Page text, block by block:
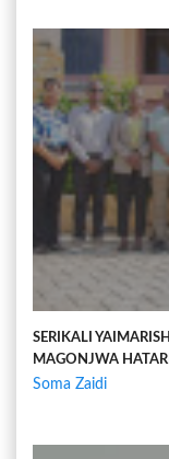
SERIKALI
MAGONJWA
Soma Zaidi